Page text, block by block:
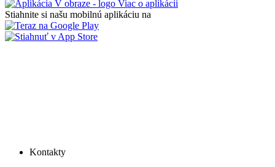
Viac o aplikácii
Stiahnite si našu mobilnú aplikáciu na
Kontakty